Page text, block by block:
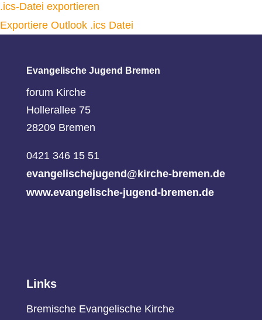
.ics-Datei exportieren
Exportiere Outlook .ics Datei
Evangelische Jugend Bremen
forum Kirche
Hollerallee 75
28209 Bremen
0421 346 15 51
evangelischejugend@kirche-bremen.de
www.evangelische-jugend-bremen.de
Links
Bremische Evangelische Kirche